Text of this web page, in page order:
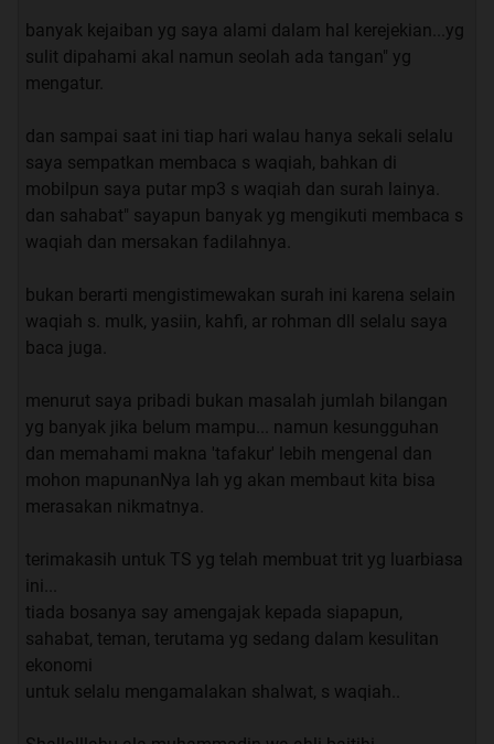
terkhusus kepada ikhwan kitaHaji Hardi Ahmad bin Haji
Pardi Ismail dan kepada guru-gurunya - semoga berkah
kehidupannya
--------------------------------------------------------------------*
kumpulan FR 4 by agan hikaru486
kumpulan FR 6 by agan hikaru486
kumpulan FR 7 by agan hikaru486
kumpulan FR 8 by agan hikaru486
kumpulan FR 9 by agan hikaru486
kumpulan FR 10 by agan hikaru486
kumpulan FR 11 by agan hikaru486
kumpulan FR 12 by agan hikaru486
kumpulan FR 14 by agan hikaru486
Quote:
Original Posted By kobangijo ►
banyak kejaiban yg saya alami dalam hal kerejekian...yg
sulit dipahami akal namun seolah ada tangan" yg
mengatur.
dan sampai saat ini tiap hari walau hanya sekali selalu
saya sempatkan membaca s waqiah, bahkan di
mobilpun saya putar mp3 s waqiah dan surah lainya.
dan sahabat" sayapun banyak yg mengikuti membaca s
waqiah dan mersakan fadilahnya.
bukan berarti mengistimewakan surah ini karena selain
waqiah s. mulk, yasiin, kahfi, ar rohman dll selalu saya
baca juga.
menurut saya pribadi bukan masalah jumlah bilangan
yg banyak jika belum mampu... namun kesungguhan
dan memahami makna 'tafakur' lebih mengenal dan
mohon mapunanNya lah yg akan membaut kita bisa
merasakan nikmatnya.
terimakasih untuk TS yg telah membuat trit yg luarbiasa
ini...
tiada bosanya say amengajak kepada siapapun,
sahabat, teman, terutama yg sedang dalam kesulitan
ekonomi
untuk selalu mengamalakan shalwat, s waqiah..